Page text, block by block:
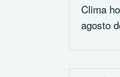
Clima
agosto